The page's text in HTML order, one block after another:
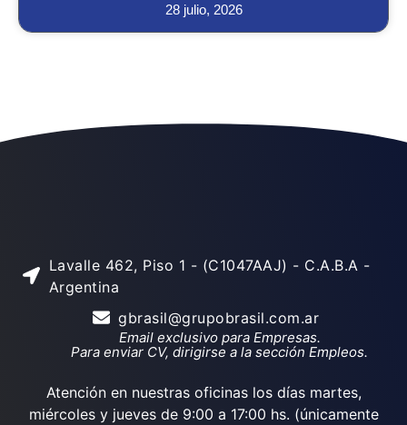
28 julio, 2026
Lavalle 462, Piso 1 - (C1047AAJ) - C.A.B.A -
Argentina
gbrasil@grupobrasil.com.ar
Email exclusivo para Empresas.
Para enviar CV, dirigirse a la sección Empleos.
Atención en nuestras oficinas los días martes,
miércoles y jueves de 9:00 a 17:00 hs. (únicamente